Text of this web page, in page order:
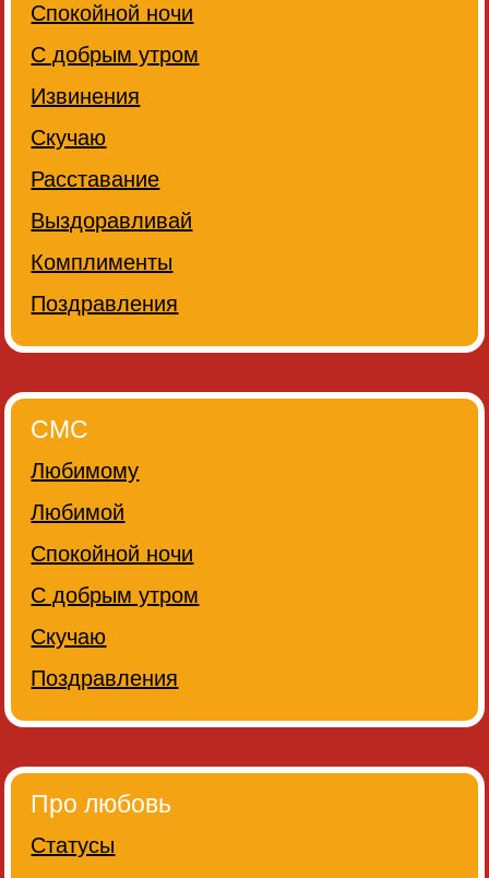
Спокойной ночи
С добрым утром
Извинения
Скучаю
Расставание
Выздоравливай
Комплименты
Поздравления
СМС
Любимому
Любимой
Спокойной ночи
С добрым утром
Скучаю
Поздравления
Про любовь
Статусы